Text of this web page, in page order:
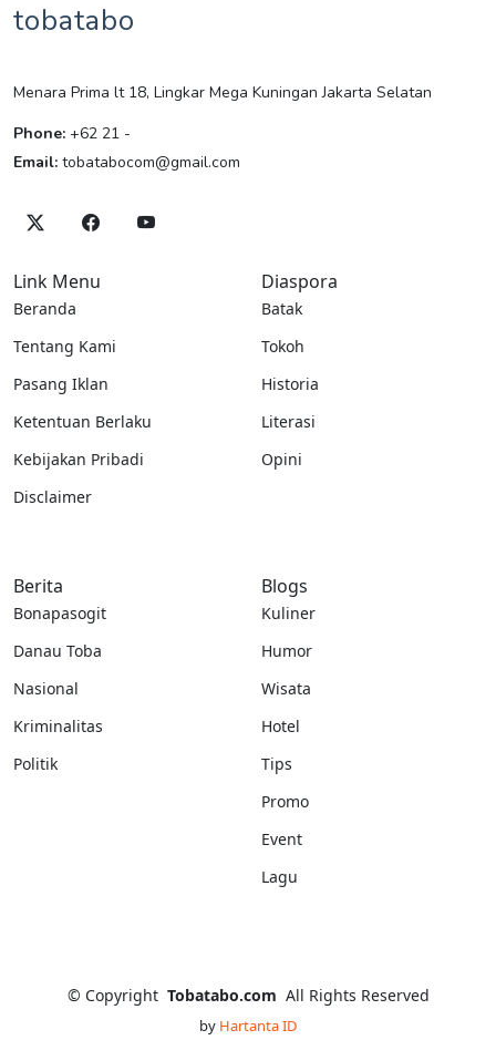
tobatabo
Menara Prima lt 18, Lingkar Mega Kuningan Jakarta Selatan
Phone: +62 21 -
Email: tobatabocom@gmail.com
Link Menu
Beranda
Tentang Kami
Pasang Iklan
Ketentuan Berlaku
Kebijakan Pribadi
Disclaimer
Diaspora
Batak
Tokoh
Historia
Literasi
Opini
Berita
Bonapasogit
Danau Toba
Nasional
Kriminalitas
Politik
Blogs
Kuliner
Humor
Wisata
Hotel
Tips
Promo
Event
Lagu
© Copyright Tobatabo.com All Rights Reserved
by Hartanta ID